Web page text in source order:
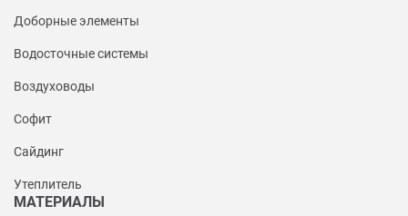
Доборные элементы
Водосточные системы
Воздуховоды
Софит
Сайдинг
Утеплитель
МАТЕРИАЛЫ